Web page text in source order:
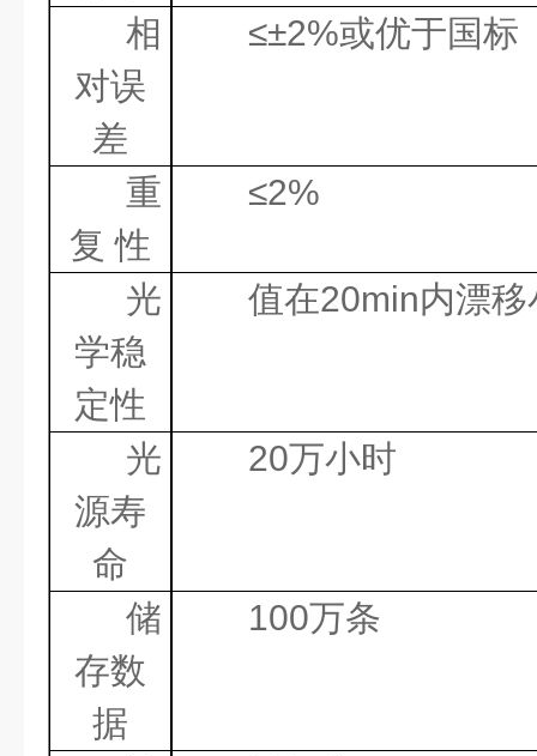
相
对误
差
≤±2%或优于国标
重
复 性
≤2%
光
学稳
定性
值在20min内漂移
光
源寿
命
20万小时
储
存数
据
100万条